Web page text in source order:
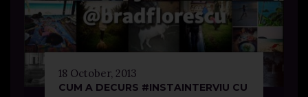
18 October, 2013
CUM A DECURS #INSTAINTERVIU CU